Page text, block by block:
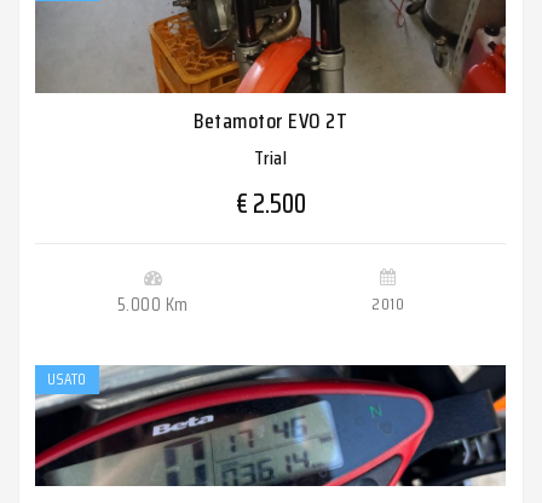
Betamotor EVO 2T
Trial
€ 2.500
5.000 Km 2010
USATO